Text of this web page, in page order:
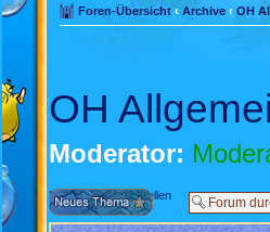
Foren-Übersicht ‹ Archive ‹ OH
OH
Moderator:
Neues Thema erstellen